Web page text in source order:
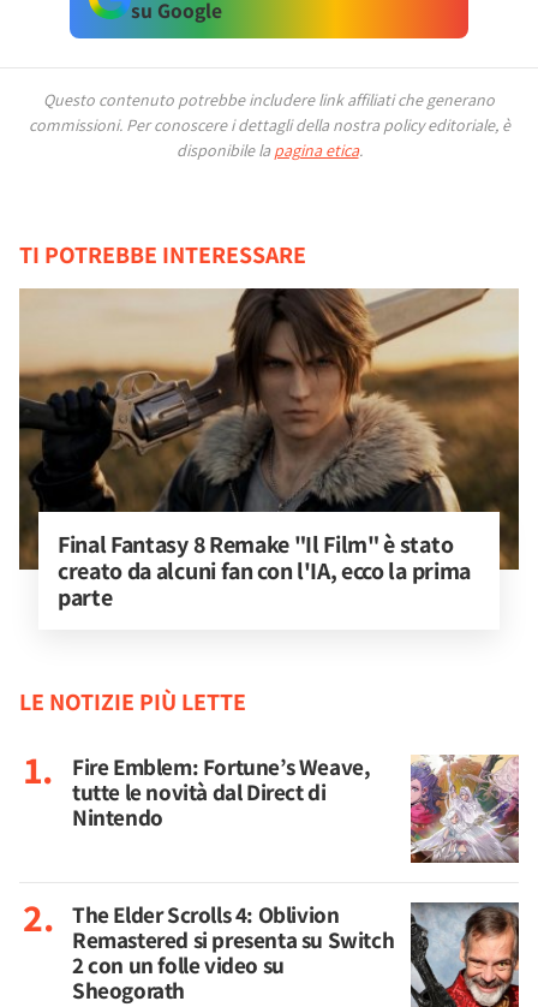
su Google
Questo contenuto potrebbe includere link affiliati che generano
commissioni. Per conoscere i dettagli della nostra policy editoriale, è
disponibile la pagina etica.
TI POTREBBE INTERESSARE
Final Fantasy 8 Remake "Il Film" è stato
creato da alcuni fan con l'IA, ecco la prima
parte
LE NOTIZIE PIÙ LETTE
Fire Emblem: Fortune’s Weave,
tutte le novità dal Direct di
Nintendo
The Elder Scrolls 4: Oblivion
Remastered si presenta su Switch
2 con un folle video su
Sheogorath